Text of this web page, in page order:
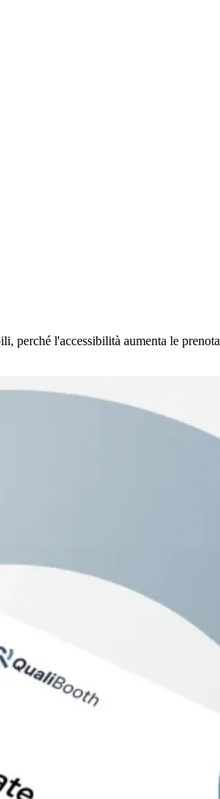
perché l'accessibilità aumenta le